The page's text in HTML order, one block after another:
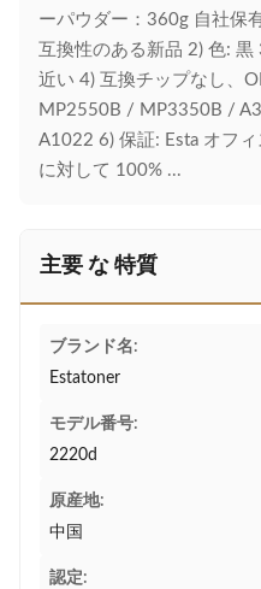
ーパウダー：360g 自社保
互換性のある新品 2) 色:
近い 4) 互換チップなし、
MP2550B / MP3350B /
A1022 6) 保証: Esta オフ
に対して 100% ...
主要 な 特質
ブランド名:
Estatoner
モデル番号:
2220d
原産地:
中国
認定: